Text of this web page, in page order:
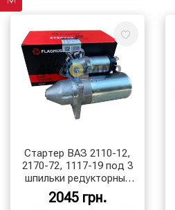
Стартер ВАЗ 2110-12,
2170-72, 1117-19 под 3
шпильки редукторный
9 зуб. с усиленной
КПП, Flagmus
2045 грн.